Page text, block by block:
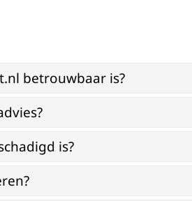
betrouwbaar is?
is?